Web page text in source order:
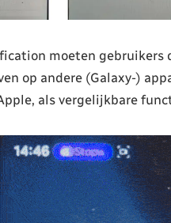
moeten gebruikers
op andere (Galaxy-)
als vergelijkbare